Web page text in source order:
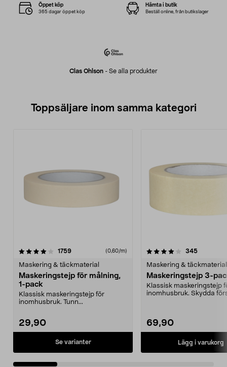
Clas Ohlson - Se alla produkter
Öppet köp
365 dagar öppet köp
Hämta i butik
Beställ online, från butikslager
Toppsäljare inom samma kategori
1759recensioner (0,60/m)
Maskering & täckmaterial
Maskeringstejp för målning,
1-pack
Klassisk maskeringstejp för
inomhusbruk. Tunn...
29,90
Se varianter
4.0 av 5 stjärnor 345
Maskering & täckmaterial
Maskeringstejp 3-
Klassisk maskeringstejp
inomhusbruk. Skydda
69,90
Lägg i varukorg
4.5 av 5 stjärnor